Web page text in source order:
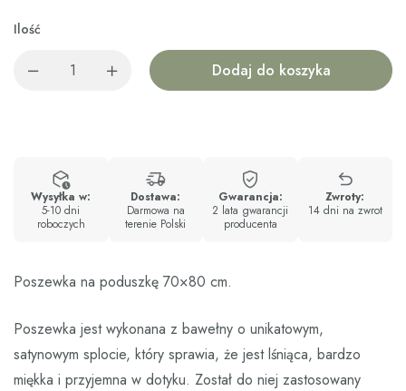
Ilość
Dodaj do koszyka
Wysyłka w:
5-10 dni
roboczych
Dostawa:
Darmowa na
terenie Polski
Gwarancja:
2 lata gwarancji
producenta
Zwroty:
14 dni na zwrot
Poszewka na poduszkę 70×80 cm.
Poszewka jest wykonana z bawełny o unikatowym,
satynowym splocie, który sprawia, że jest lśniąca, bardzo
miękka i przyjemna w dotyku. Został do niej zastosowany